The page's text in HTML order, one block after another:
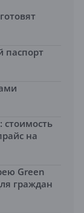
паспорт
стоимость
на
Green
граждан